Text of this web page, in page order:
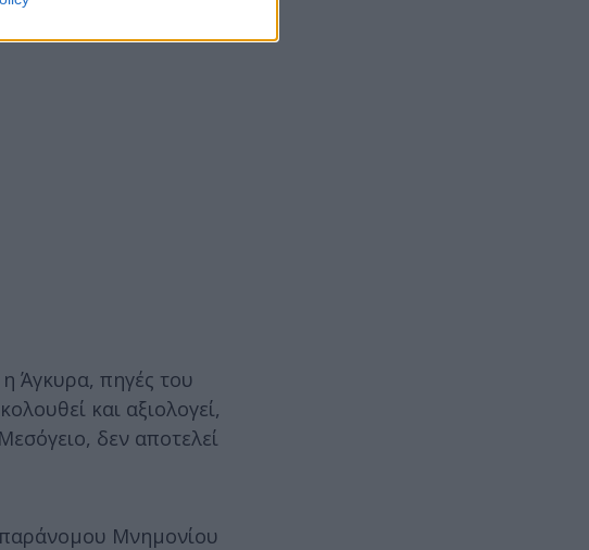
η Άγκυρα, πηγές του
και αξιολογεί,
δεν αποτελεί
Μνημονίου